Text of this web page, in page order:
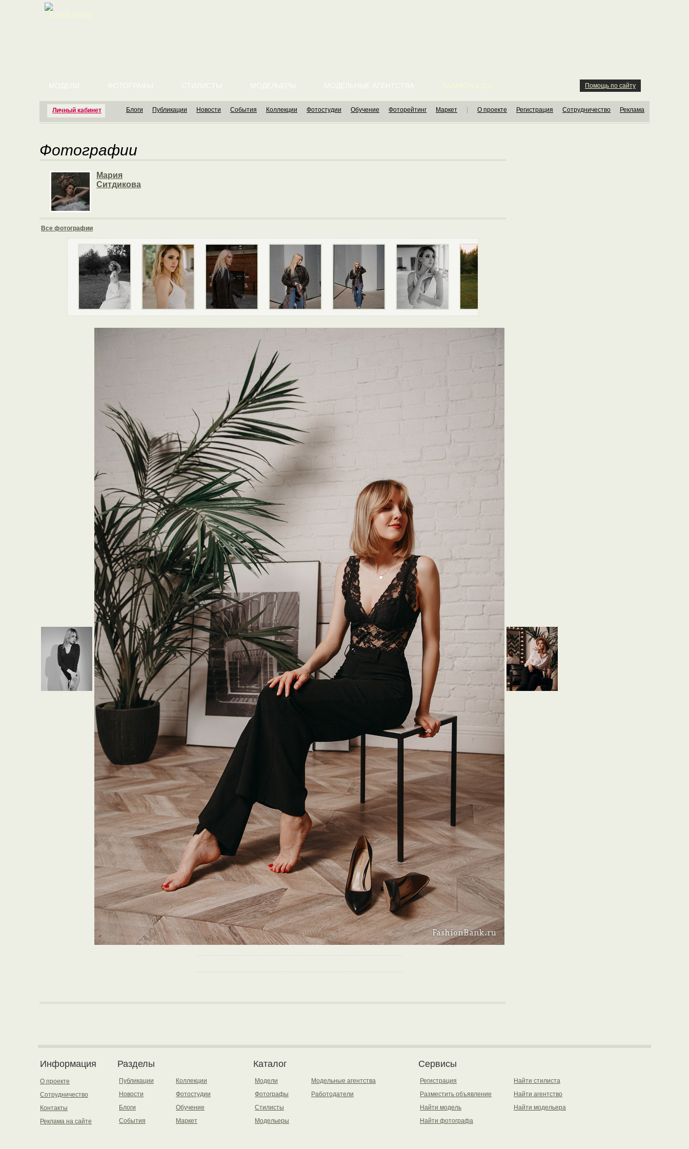
Личный кабинет
МОДЕЛИ ФОТОГРАФЫ СТИЛИСТЫ МОДЕЛЬЕРЫ МОДЕЛЬНЫЕ АГЕНТСТВА Помощь по сайту
Блоги Публикации Новости События Коллекции Фотостудии Обучение Фоторейтинг Маркет О проекте Регистрация Сотрудничество Реклама
Фотографии
Мария
Ситдикова
Все фотографии
Информация
О проекте
Сотрудничество
Контакты
Реклама на сайте
Разделы
Публикации
Новости
Блоги
События
Коллекции
Фотостудии
Обучение
Маркет
Каталог
Модели
Фотографы
Стилисты
Модельеры
Модельные агентства
Работодатели
Сервисы
Регистрация
Разместить объявление
Найти модель
Найти фотографа
Найти стилиста
Найти агентство
Найти модельера